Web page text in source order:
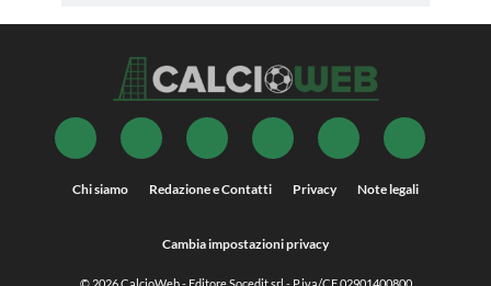
Chi siamo Redazione e Contatti Privacy Note legali
Cambia impostazioni privacy